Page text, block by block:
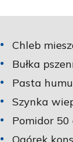
Chleb
Bułka
Pasta
Szynka
Pomidor 50